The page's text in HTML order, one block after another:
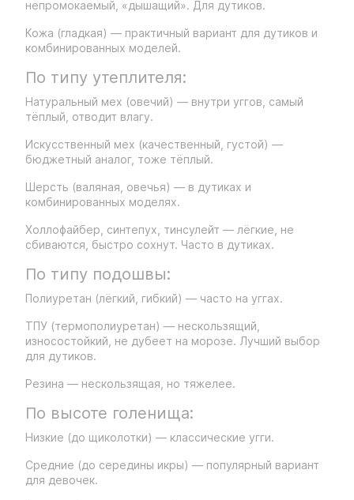
непромокаемый, «дышащий». Для дутиков.
Кожа (гладкая) — практичный вариант для дутиков и
комбинированных моделей.
По типу утеплителя:
Натуральный мех (овечий) — внутри уггов, самый
тёплый, отводит влагу.
Искусственный мех (качественный, густой) —
бюджетный аналог, тоже тёплый.
Шерсть (валяная, овечья) — в дутиках и
комбинированных моделях.
Холлофайбер, синтепух, тинсулейт — лёгкие, не
сбиваются, быстро сохнут. Часто в дутиках.
По типу подошвы:
Полиуретан (лёгкий, гибкий) — часто на уггах.
ТПУ (термополиуретан) — нескользящий,
износостойкий, не дубеет на морозе. Лучший выбор
для дутиков.
Резина — нескользящая, но тяжелее.
По высоте голенища:
Низкие (до щиколотки) — классические угги.
Средние (до середины икры) — популярный вариант
для девочек.